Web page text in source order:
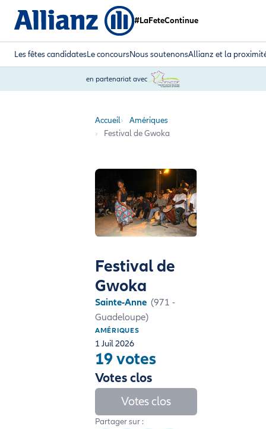
#LaFeteContinue
Les fêtes candidatesLe concoursNous soutenonsAllianz et la
en partenariat avec
Accueil
Amériques
Festival de Gwoka
Festival de
Gwoka
Sainte-Anne (971 -
Guadeloupe)
AMÉRIQUES
1 Juil 2026
19 votes
Votes clos
Votes clos
Partager sur :